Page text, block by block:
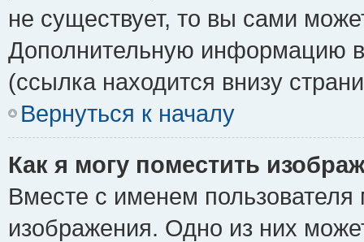
не существует, то вы сами
Дополнительную информацию
(ссылка находится внизу
Вернуться к началу
Как я могу поместить
Вместе с именем пользователя
изображения. Одно из них